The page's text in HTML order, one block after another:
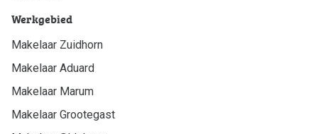
Werkgebied
Makelaar Zuidhorn
Makelaar Aduard
Makelaar Marum
Makelaar Grootegast